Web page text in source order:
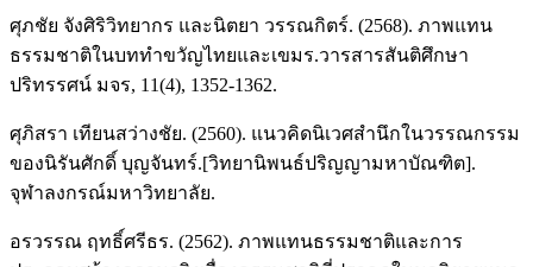
ศุภชัย จังศิริวิทยากร และนิตยา วรรณกิตร์. (2568). ภาพแทน
ธรรมชาติในบททำขวัญไทยและเขมร.วารสารสันติศึกษา
ปริทรรศน์ มจร, 11(4), 1352-1362.
ศุภิสรา เทียนสว่างชัย. (2560). แนวคิดนิเวศสำนึกในวรรณกรรม
ของนิรันศักดิ์ บุญจันทร์.[วิทยานิพนธ์ปริญญามหาบัณฑิต].
จุฬาลงกรณ์มหาวิทยาลัย.
อรวรรณ ฤทธิ์ศรีธร. (2562). ภาพแทนธรรมชาติและการ